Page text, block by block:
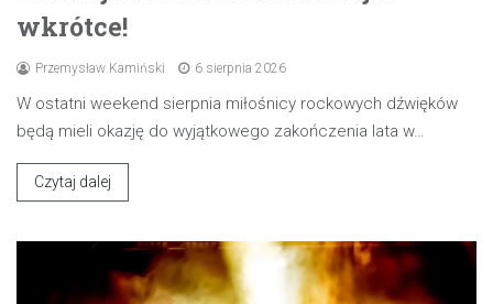
wkrótce!
Przemysław Kamiński 6 sierpnia 2026
W ostatni weekend sierpnia miłośnicy rockowych dźwięków
będą mieli okazję do wyjątkowego zakończenia lata w…
Czytaj dalej